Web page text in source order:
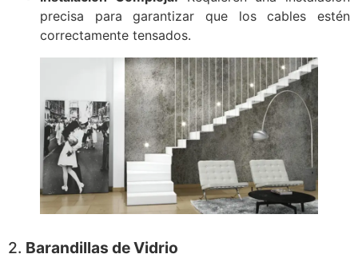
precisa para garantizar que los cables estén
correctamente tensados.
2. Barandillas de Vidrio